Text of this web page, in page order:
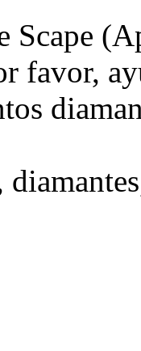
Scape
favor,